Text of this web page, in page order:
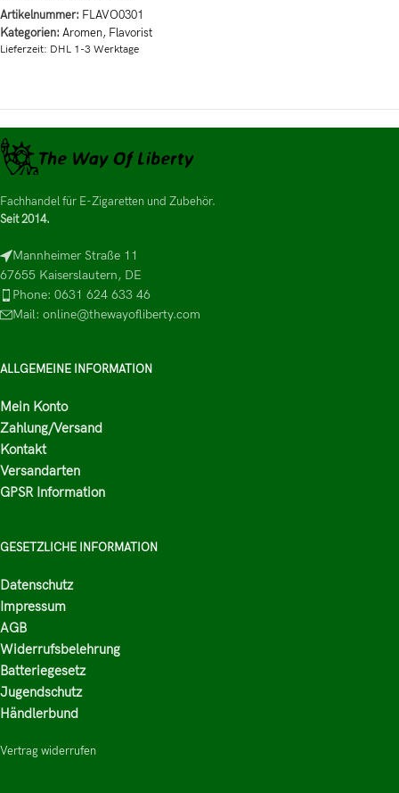
Artikelnummer: FLAVO0301
Kategorien: Aromen, Flavorist
Lieferzeit: DHL 1-3 Werktage
Fachhandel für E-Zigaretten und Zubehör.
Seit 2014.
Mannheimer Straße 11
67655 Kaiserslautern, DE
Phone: 0631 624 633 46
Mail: online@thewayofliberty.com
ALLGEMEINE INFORMATION
Mein Konto
Zahlung/Versand
Kontakt
Versandarten
GPSR Information
GESETZLICHE INFORMATION
Datenschutz
Impressum
AGB
Widerrufsbelehrung
Batteriegesetz
Jugendschutz
Händlerbund
Vertrag widerrufen